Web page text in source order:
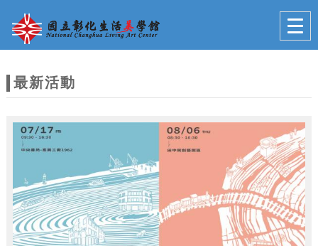
網
站
題
最新活動